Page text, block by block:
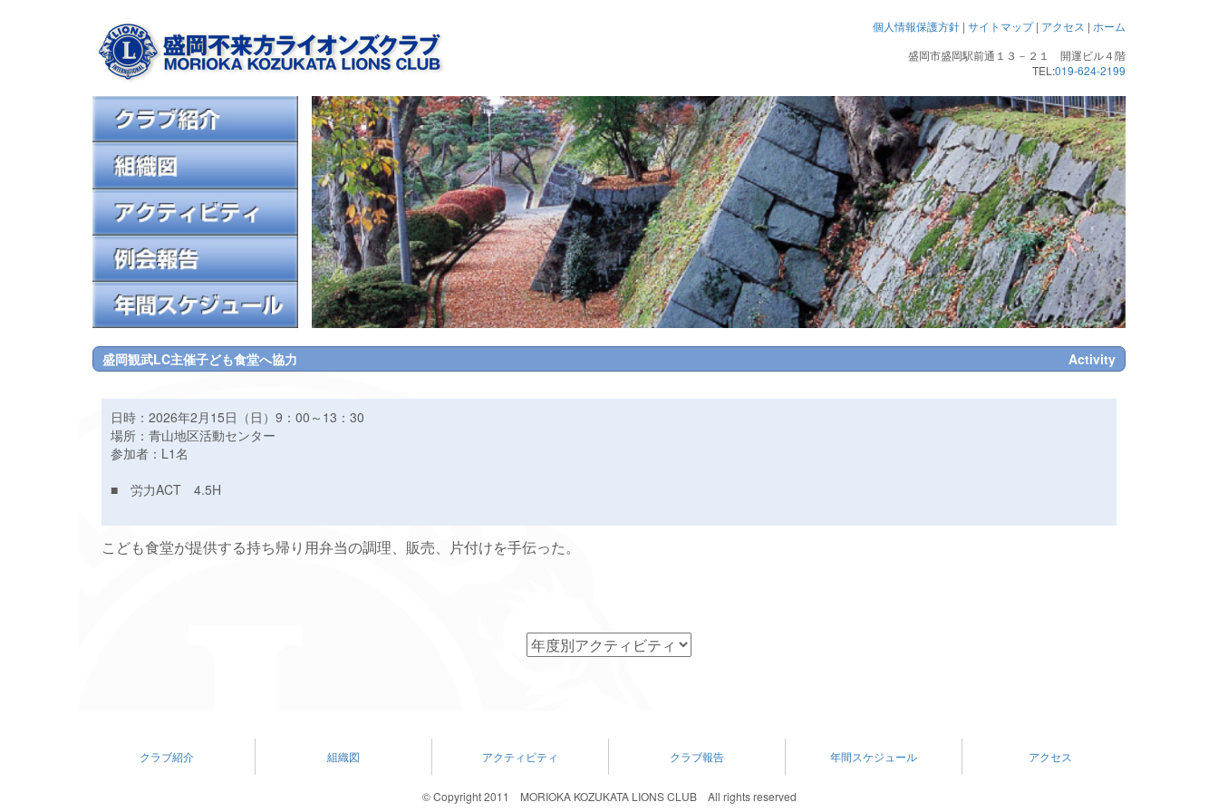
個人情報保護方針 | サイトマップ| アクセス | ホーム
盛岡市盛岡駅前通１３－２１ 開運ビル４階
TEL:019-624-2199
盛岡観武LC主催子ども食堂へ協力 Activity
日時：2026年2月15日（日）9：00～13：30
場所：青山地区活動センター
参加者：L1名
■ 労力ACT 4.5H
こども食堂が提供する持ち帰り用弁当の調理、販売、片付けを手伝った。
クラブ紹介 組織図 アクティビティ クラブ報告 年間スケジュール アクセス
© Copyright 2011 MORIOKA KOZUKATA LIONS CLUB All rights reserved